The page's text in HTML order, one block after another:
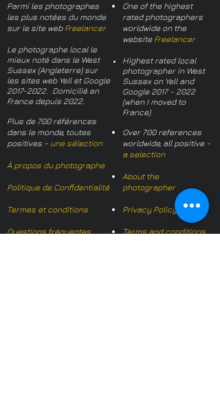
Parmi les photographes
les plus notées du monde
sur le site web Freelancer
Le photographe local le
mieux noté dans le West
Sussex (Angleterre) sur
les sites web Yell et Google
2017-2022. Domicilié en
France depuis 2022.
Plus de 700 références
dans le monde, toutes
positives - une sélection
À propos du photographe
Politique de Confidentialité
Termes et conditions
Questions fréquentes
One of the highest
rated photographers
worldwide on the
website Freelancer
Highest rated local
photographer in West
Sussex on Yell and
Google 2017 - 2022
(when I moved to
France)
Over 700 references
worldwide, all positive -
a selection
About the
photographer
Privacy Policy
Terms and conditions